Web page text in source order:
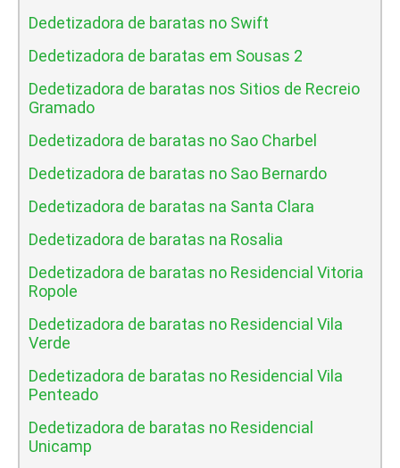
Dedetizadora de baratas no Swift
Dedetizadora de baratas em Sousas 2
Dedetizadora de baratas nos Sitios de Recreio
Gramado
Dedetizadora de baratas no Sao Charbel
Dedetizadora de baratas no Sao Bernardo
Dedetizadora de baratas na Santa Clara
Dedetizadora de baratas na Rosalia
Dedetizadora de baratas no Residencial Vitoria
Ropole
Dedetizadora de baratas no Residencial Vila
Verde
Dedetizadora de baratas no Residencial Vila
Penteado
Dedetizadora de baratas no Residencial
Unicamp